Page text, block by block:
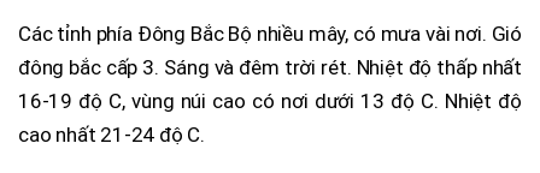
Các tỉnh phía Đông Bắc Bộ nhiều mây, có mưa vài nơi. Gió
đông bắc cấp 3. Sáng và đêm trời rét. Nhiệt độ thấp nhất
16-19 độ C, vùng núi cao có nơi dưới 13 độ C. Nhiệt độ
cao nhất 21-24 độ C.